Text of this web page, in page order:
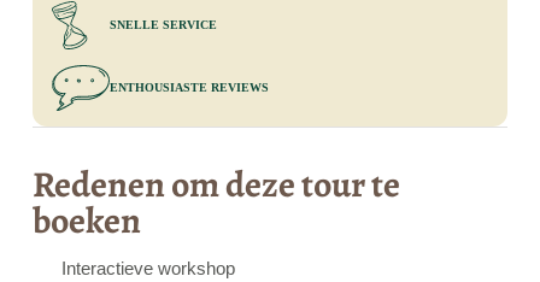
Snelle service
enthousiaste reviews
Redenen om deze tour te
boeken
Interactieve workshop